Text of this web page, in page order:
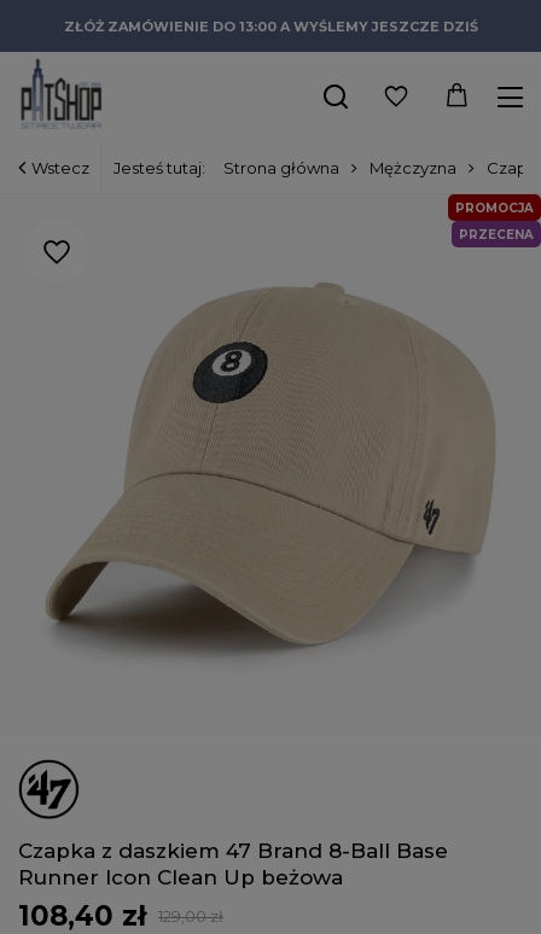
ZŁÓŻ ZAMÓWIENIE DO 13:00 A WYŚLEMY JESZCZE DZIŚ
Wstecz Jesteś tutaj: Strona główna Mężczyzna Czapki
PROMOCJA
PRZECENA
Czapka z daszkiem 47 Brand 8-Ball Base
Runner Icon Clean Up beżowa
108,40 zł
129,00 zł